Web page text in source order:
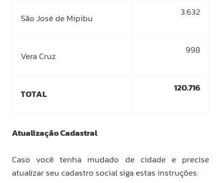
São José de Mipibu 3.632
Vera Cruz 998
TOTAL 120.716
Atualização Cadastral
Caso você tenha mudado de cidade e precise
atualizar seu cadastro social siga estas instruções: